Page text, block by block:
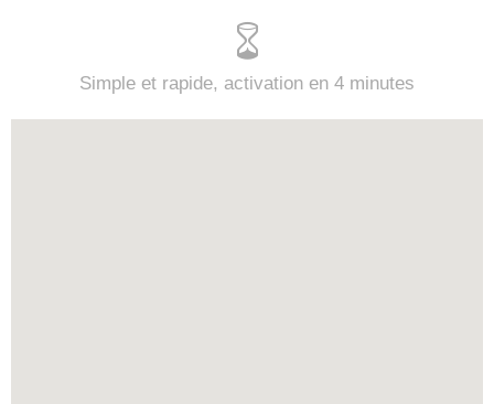
Simple et rapide, activation en 4 minutes